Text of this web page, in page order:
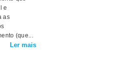
e
as
(que...
Ler mais